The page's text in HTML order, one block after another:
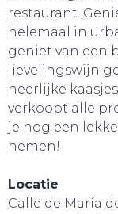
restaurant.
helemaal in
geniet van een
lievelingswijn
heerlijke
verkoopt alle
je nog een
nemen!
Locatie
Calle de María